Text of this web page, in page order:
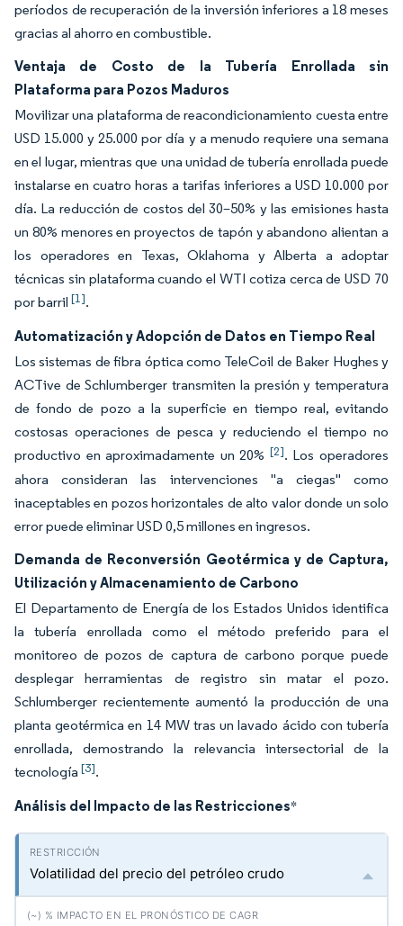
períodos de recuperación de la inversión inferiores a 18 meses
gracias al ahorro en combustible.
Ventaja de Costo de la Tubería Enrollada sin
Plataforma para Pozos Maduros
Movilizar una plataforma de reacondicionamiento cuesta entre
USD 15.000 y 25.000 por día y a menudo requiere una semana
en el lugar, mientras que una unidad de tubería enrollada puede
instalarse en cuatro horas a tarifas inferiores a USD 10.000 por
día. La reducción de costos del 30–50% y las emisiones hasta
un 80% menores en proyectos de tapón y abandono alientan a
los operadores en Texas, Oklahoma y Alberta a adoptar
técnicas sin plataforma cuando el WTI cotiza cerca de USD 70
por barril [1].
Automatización y Adopción de Datos en Tiempo Real
Los sistemas de fibra óptica como TeleCoil de Baker Hughes y
ACTive de Schlumberger transmiten la presión y temperatura
de fondo de pozo a la superficie en tiempo real, evitando
costosas operaciones de pesca y reduciendo el tiempo no
productivo en aproximadamente un 20% [2]. Los operadores
ahora consideran las intervenciones "a ciegas" como
inaceptables en pozos horizontales de alto valor donde un solo
error puede eliminar USD 0,5 millones en ingresos.
Demanda de Reconversión Geotérmica y de Captura,
Utilización y Almacenamiento de Carbono
El Departamento de Energía de los Estados Unidos identifica
la tubería enrollada como el método preferido para el
monitoreo de pozos de captura de carbono porque puede
desplegar herramientas de registro sin matar el pozo.
Schlumberger recientemente aumentó la producción de una
planta geotérmica en 14 MW tras un lavado ácido con tubería
enrollada, demostrando la relevancia intersectorial de la
tecnología [3].
Análisis del Impacto de las Restricciones*
Volatilidad del precio del petróleo crudo